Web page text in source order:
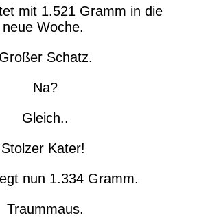
mit 1.521 Gramm in die
neue Woche.
Großer Schatz.
Na?
Gleich..
Stolzer Kater!
nun 1.334 Gramm.
Traummaus.